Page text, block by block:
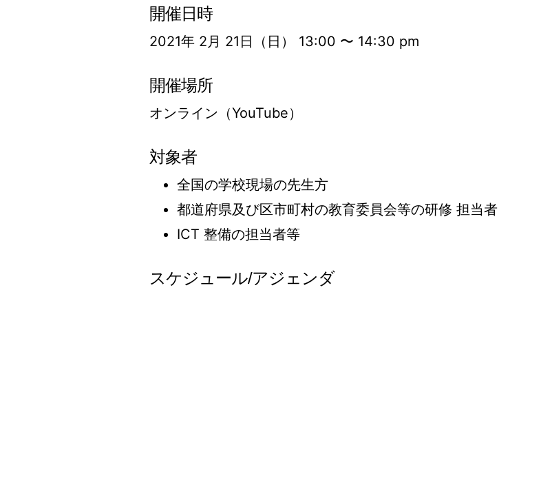
開催日時
2021年 2月 21日（日） 13:00 〜 14:30 pm
開催場所
オンライン（YouTube）
対象者
全国の学校現場の先生方
都道府県及び区市町村の教育委員会等の研修 担当者
ICT 整備の担当者等
スケジュール/アジェンダ